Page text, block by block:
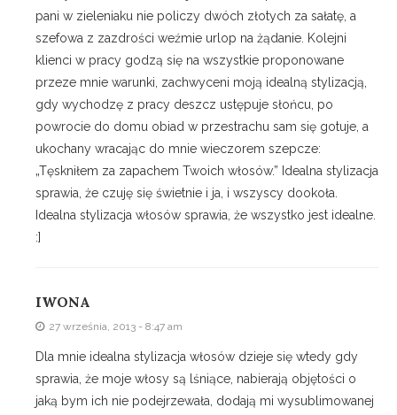
pani w zieleniaku nie policzy dwóch złotych za sałatę, a
szefowa z zazdrości weźmie urlop na żądanie. Kolejni
klienci w pracy godzą się na wszystkie proponowane
przeze mnie warunki, zachwyceni moją idealną stylizacją,
gdy wychodzę z pracy deszcz ustępuje słońcu, po
powrocie do domu obiad w przestrachu sam się gotuje, a
ukochany wracając do mnie wieczorem szepcze:
„Tęskniłem za zapachem Twoich włosów.” Idealna stylizacja
sprawia, że czuję się świetnie i ja, i wszyscy dookoła.
Idealna stylizacja włosów sprawia, że wszystko jest idealne.
:]
IWONA
27 września, 2013 - 8:47 am
Dla mnie idealna stylizacja włosów dzieje się wtedy gdy
sprawia, że moje włosy są lśniące, nabierają objętości o
jaką bym ich nie podejrzewała, dodają mi wysublimowanej